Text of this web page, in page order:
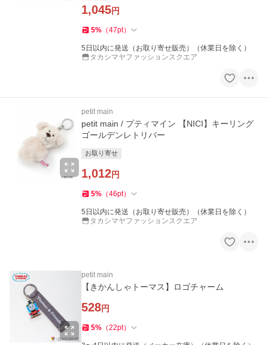
1,045円
5% （47pt）
5日以内に発送（お取り寄せ販売）（休業日を除く）
タカシマヤファッションスクエア
petit main
petit main / プティマイン 【NICI】キーリング
ゴールデンレトリバー
お取り寄せ
1,012円
5% （46pt）
5日以内に発送（お取り寄せ販売）（休業日を除く）
タカシマヤファッションスクエア
petit main
【きかんしゃトーマス】ロゴチャーム
528円
5% （22pt）